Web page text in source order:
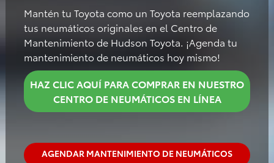
Mantén tu Toyota como un Toyota reemplazando
tus neumáticos originales en el Centro de
Mantenimiento de Hudson Toyota. ¡Agenda tu
mantenimiento de neumáticos hoy mismo!
HAZ CLIC AQUÍ PARA COMPRAR EN NUESTRO
CENTRO DE NEUMÁTICOS EN LÍNEA
AGENDAR MANTENIMIENTO DE NEUMÁTICOS